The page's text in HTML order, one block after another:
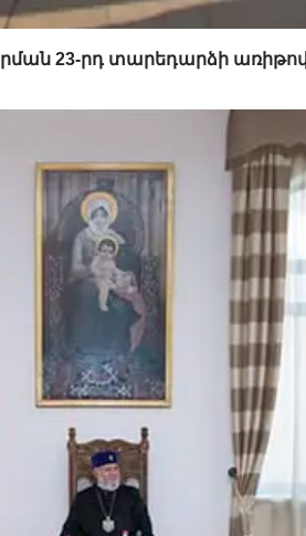
23-րդ տարեդարձի առիթով